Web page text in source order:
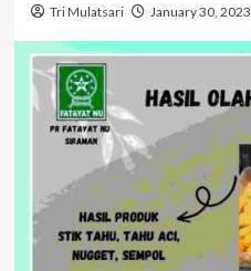
Tri Mulatsari January 30, 2023